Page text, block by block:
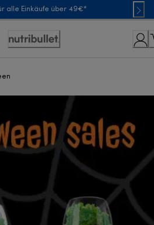
alle Einkäufe über 49€*
Erklärung
Zugänglichkeit